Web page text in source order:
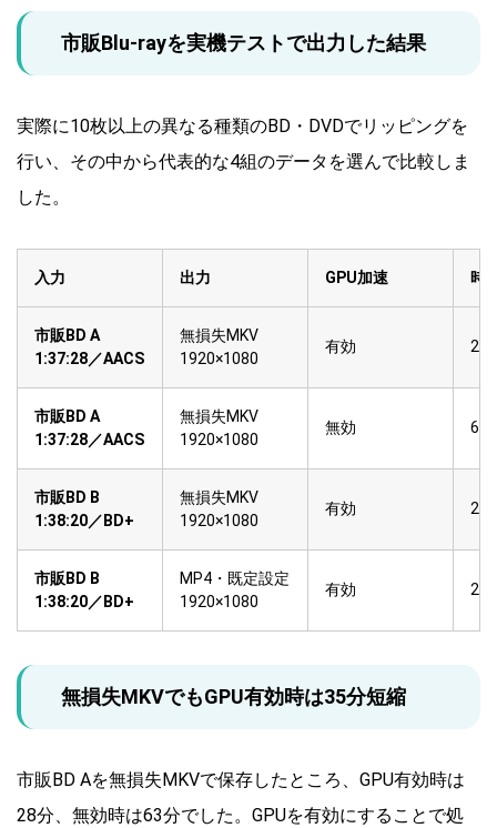
市販Blu-rayを実機テストで出力した結果
実際に10枚以上の異なる種類のBD・DVDでリッピングを
行い、その中から代表的な4組のデータを選んで比較しま
した。
入力 出力 GPU加速 時
市販BD A
1:37:28／AACS
無損失MKV
1920×1080
有効 28
市販BD A
1:37:28／AACS
無損失MKV
1920×1080
無効 63
市販BD B
1:38:20／BD+
無損失MKV
1920×1080
有効 28
市販BD B
1:38:20／BD+
MP4・既定設定
1920×1080
有効 29
無損失MKVでもGPU有効時は35分短縮
市販BD Aを無損失MKVで保存したところ、GPU有効時は
28分、無効時は63分でした。GPUを有効にすることで処